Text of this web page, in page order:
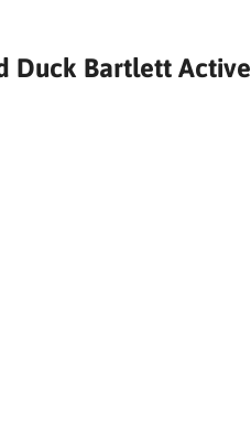
Duck Bartlett Active